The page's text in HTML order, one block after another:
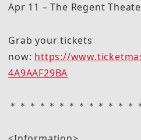
Apr 11 – The Regent
Grab your tickets
now: https://
4A9AAF29BA
＊＊＊＊＊＊＊＊＊＊＊＊＊